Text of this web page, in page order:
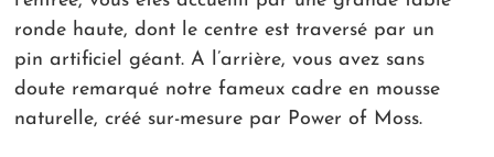
ronde haute, dont le centre est traversé par un
pin artificiel géant. A l’arrière, vous avez sans
doute remarqué notre fameux cadre en mousse
naturelle, créé sur-mesure par Power of Moss.